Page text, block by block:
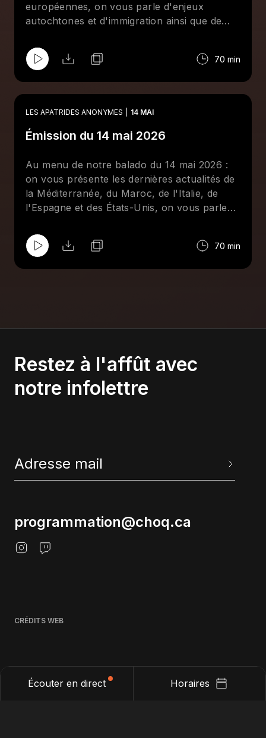
Écouter en direct Horaires
européennes, on vous parle d'enjeux
autochtones et d'immigration ainsi que de
on vous propose l'agenda antiraciste ainsi
que des découvertes musicales.
70 min
LES APATRIDES ANONYMES 14 MAI
Émission du 14 mai 2026
Au menu de notre balado du 14 mai 2026 :
on vous présente les dernières actualités de
la Méditerranée, du Maroc, de l'Italie, de
l'Espagne et des États-Unis, on vous parle
citoyenneté par filiation ici ainsi que de droits
humains dans le monde, sans oublier notre
70 min
Restez à l'affût avec
notre infolettre
programmation@choq.ca
CRÉDITS WEB